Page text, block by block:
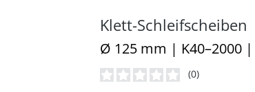
Klett-Schleifscheiben
Ø 125 mm | K40–2000 |
(0)